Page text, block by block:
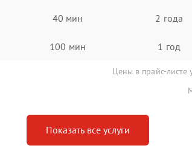
40 мин 2 года
100 мин 1 год
Цены в прайс-листе
Показать все услуги